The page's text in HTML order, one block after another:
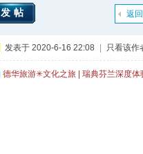
返
发帖
发表于 2020-6-16 22:08 只看该作
德华旅游✳文化之旅 | 瑞典芬兰深度